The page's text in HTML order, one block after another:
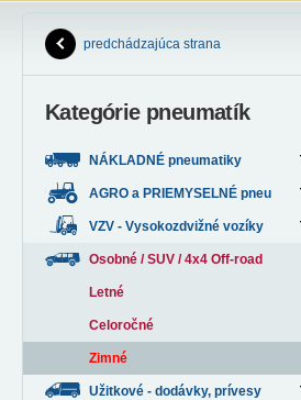
predchádzajúca strana
Kategórie pneumatík
NÁKLADNÉ pneumatiky
AGRO a PRIEMYSELNÉ pneu
VZV - Vysokozdvižné vozíky
Osobné / SUV / 4x4 Off-road
Letné
Celoročné
Zimné
Užitkové - dodávky, prívesy